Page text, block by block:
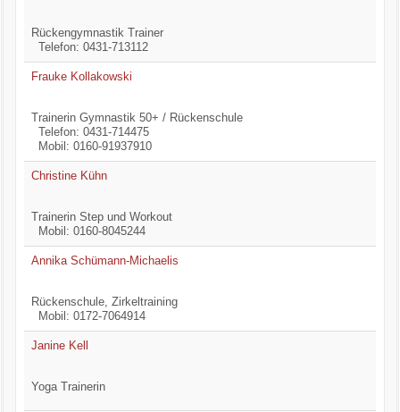
Rückengymnastik Trainer
Telefon: 0431-713112
Frauke Kollakowski
Trainerin Gymnastik 50+ / Rückenschule
Telefon: 0431-714475
Mobil: 0160-91937910
Christine Kühn
Trainerin Step und Workout
Mobil: 0160-8045244
Annika Schümann-Michaelis
Rückenschule, Zirkeltraining
Mobil: 0172-7064914
Janine Kell
Yoga Trainerin